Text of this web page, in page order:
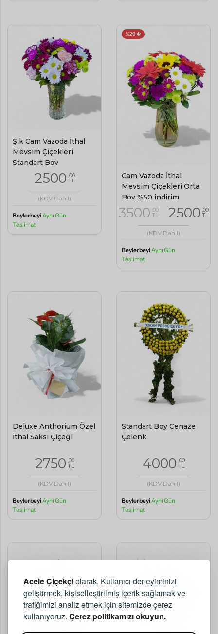
Acele Çiçekçiolarak, Kullanıcı deneyiminizi
geliştirmek, kişiselleştirilmiş içerik sağlamak ve
trafiğimizi analiz etmek için sitemizde çerez
kullanıyoruz. Çerez politikamızı okuyun.
Şık Cam Vazoda İthal
Mevsim Çiçekleri
Standart Boy
2500 ,00
TL
(KDV Dahil)
BeylerbeyiAynı Gün
Teslimat
%29
Cam Vazoda İthal
Mevsim Çiçekleri Orta
Boy %50 indirim
3500 ,00
TL 2500 ,00
TL
(KDV Dahil)
Beylerbeyi Aynı Gün
Teslimat
Deluxe Anthorium Özel
İthal Saksı Çiçeği
2750 ,00
TL
(KDV Dahil)
Beylerbeyi Aynı Gün
Teslimat
Standart Boy Cenaze
Çelenk
4000 ,00
TL
(KDV Dahil)
Beylerbeyi Aynı Gün
Teslimat